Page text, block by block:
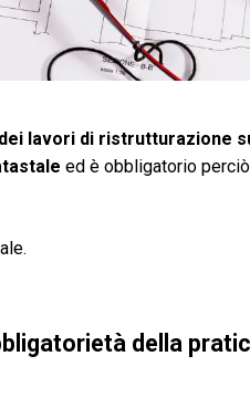
lavori di ristrutturazione
ed è obbligatorio
della